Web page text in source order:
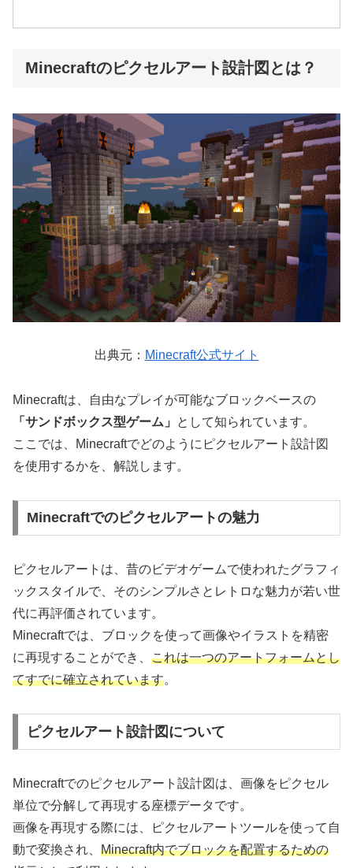
Minecraftのピクセルアート設計図とは？
出典元： Minecraft公式サイト
Minecraftは、自由なプレイが可能なブロックベースの
「サンドボックス型ゲーム」
として知られています。
ここでは、Minecraftでどのようにピクセルアート設計図
を使用するかを、解説します。
Minecraftでのピクセルアートの魅力
ピクセルアートは、昔のビデオゲームで使われたグラフィ
ックスタイルで、そのシンプルさとレトロな魅力が若い世
代に再評価されています。
Minecraftでは、ブロックを使って画像やイラストを精密
に再現することができ、 これは一つのアートフォームとし
てすでに確立されています。
ピクセルアート設計図について
Minecraftでのピクセルアート設計図は、画像をピクセル
単位で分解して再現する座標データです。
画像を再現する際には、ピクセルアートツールを使って自
動で変換され、 Minecraft内でブロックを配置するための